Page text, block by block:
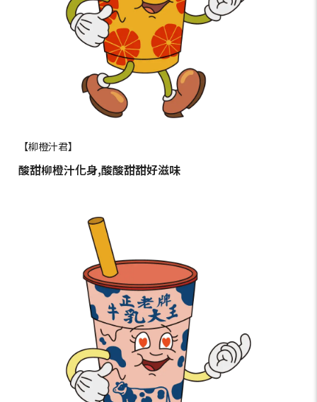
【柳橙汁君】
酸甜柳橙汁化身,酸酸甜甜好滋味